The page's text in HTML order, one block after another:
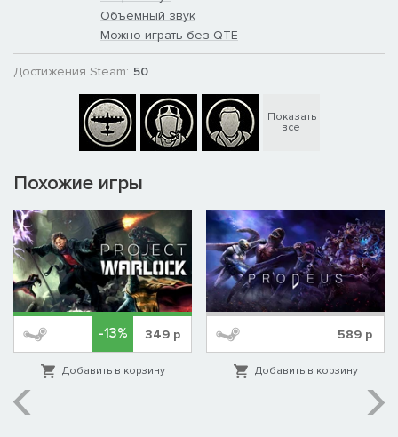
Объёмный звук
Можно играть без QTE
Достижения Steam: 50
Показать
все
Похожие игры
-13% 349р
Добавить в корзину
589 р
Добавить в корзину